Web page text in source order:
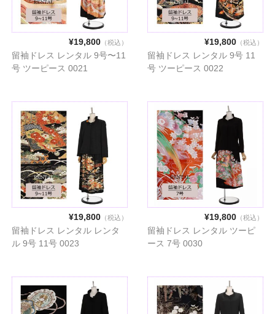
¥19,800（税込）
留袖ドレス レンタル 9号〜11
号 ツーピース 0021
¥19,800 （税込）
留袖ドレス レンタル 9号 11
号 ツーピース 0022
¥19,800（税込）
留袖ドレス レンタル レンタ
ル 9号 11号 0023
¥19,800 （税込）
留袖ドレス レンタル ツーピ
ース 7号 0030